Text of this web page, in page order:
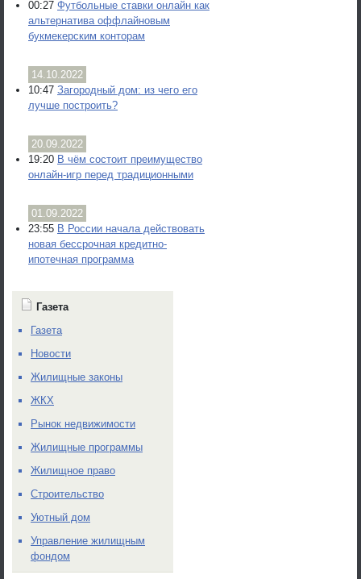
00:27 Футбольные ставки онлайн как
альтернатива оффлайновым
букмекерским конторам
14.10.2022
10:47 Загородный дом: из чего его
лучше построить?
20.09.2022
19:20 В чём состоит преимущество
онлайн-игр перед традиционными
01.09.2022
23:55 В России начала действовать
новая бессрочная кредитно-
ипотечная программа
Газета
Газета
Новости
Жилищные законы
ЖКХ
Рынок недвижимости
Жилищные программы
Жилищное право
Строительство
Уютный дом
Управление жилищным
фондом